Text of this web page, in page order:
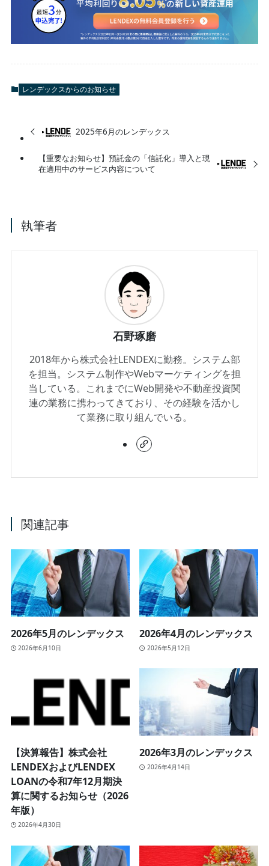
レンデックスからのお知らせ
2025年6月のレンデックス
【重要なお知らせ】預託金の「信託化」導入と現
在適用中のサービス内容について
執筆者
石野琢磨
2018年から株式会社LENDEXに勤務。システム部
を担当。システム制作やWebマーケティングを担
当している。これまでにWeb開発や不動産投資関
連の業務に携わってきており、その経験を活かし
て業務に取り組んでいる。
関連記事
2026年5月のレンデックス
2026年6月10日
2026年4月のレンデックス
2026年5月12日
【決算報告】株式会社
LENDEXおよびLENDEX
LOANの令和7年12月期決
算に関するお知らせ（2026
年版）
2026年4月30日
2026年3月のレンデックス
2026年4月14日